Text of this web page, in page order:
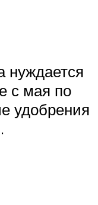
нуждается
с мая по
удобрения